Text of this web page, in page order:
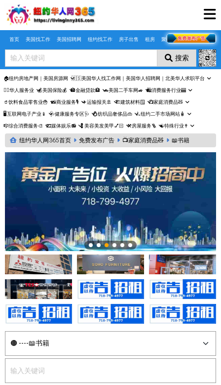
Skip to main content
首页 美国找工作 美国招聘网 纽约找工作 房子出售 租房 聚合页
搜索
🏠纽约房地产网｜美国房源网 🇺🇸美国华人找工作网｜美国华人招聘网｜北美华人求职平台
🤵‍♀️华人服务业 💰美国保险💰 🏦金融贷款🏦 🚗美国二手车网🚙 🛍️消费服务行业🎰
🥤饮料食品零售业🍟 📸商业服务🎙️ ✈️运输报关🚢 🏗️建筑材料🪟 📺家庭消费品🧸
🖥️互联网电子产业📱 🩺健康服务专区🩺 💍纺织品奢侈品👜 🛴纽约二手市场网站🧴
🎼综合消费服务🎨 🎞️媒体娱乐📻 💈美容美发美甲💅🏻 ⚒️房屋服务🪜 ☯️特殊行业✝️
纽约华人网365首页 免费发布广告 📺家庭消费品🧸 📖书籍